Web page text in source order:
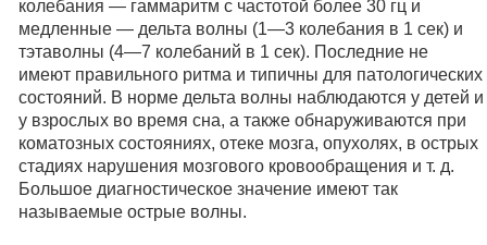
колебания — гаммаритм с частотой более 30 гц и
медленные — дельта волны (1—3 колебания в 1 сек) и
тэтаволны (4—7 колебаний в 1 сек). Последние не
имеют правильного ритма и типичны для патологических
состояний. В норме дельта волны наблюдаются у детей и
у взрослых во время сна, а также обнаруживаются при
коматозных состояниях, отеке мозга, опухолях, в острых
стадиях нарушения мозгового кровообращения и т. д.
Большое диагностическое значение имеют так
называемые острые волны.